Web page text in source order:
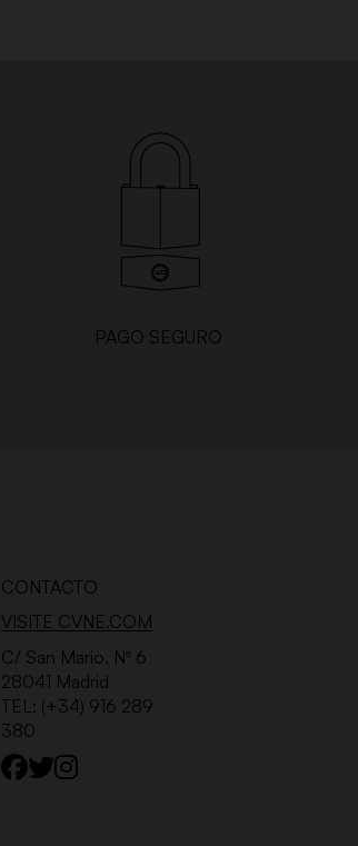
PAGO SEGURO
CONTACTO
VISITE CVNE.COM
C/ San Mario, Nº 6
28041 Madrid
TEL: (+34) 916 289
380